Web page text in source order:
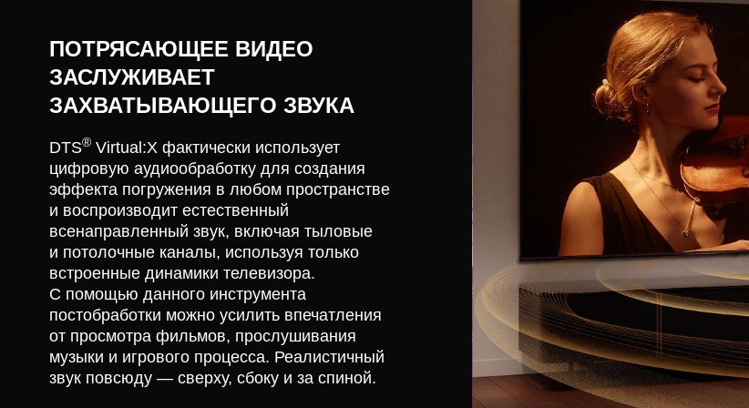
ПОТРЯСАЮЩЕЕ ВИДЕО
ЗАСЛУЖИВАЕТ
ЗАХВАТЫВАЮЩЕГО ЗВУКА
DTS®Virtual:X фактически использует
цифровую аудиообработку для создания
эффекта погружения в любом пространстве
и воспроизводит естественный
всенаправленный звук, включая тыловые
и потолочные каналы, используя только
встроенные динамики телевизора.
С помощью данного инструмента
постобработки можно усилить впечатления
от просмотра фильмов, прослушивания
музыки и игрового процесса. Реалистичный
звук повсюду — сверху, сбоку и за спиной.